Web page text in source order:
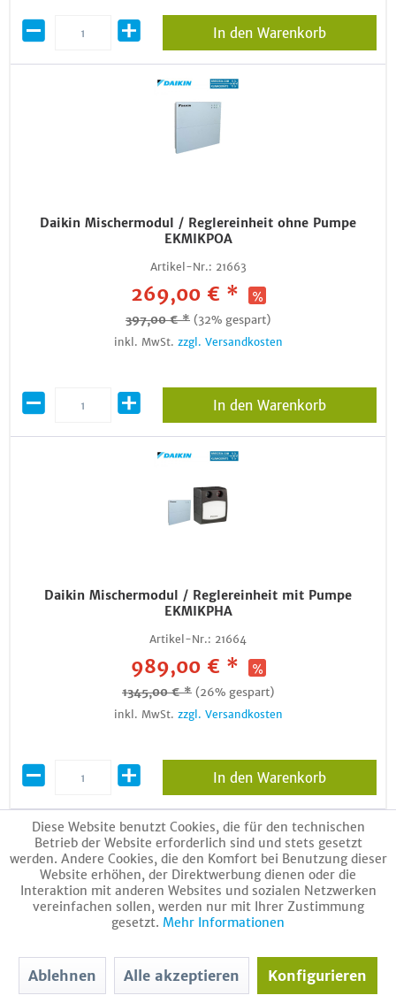
In den Warenkorb
Daikin Mischermodul / Reglereinheit ohne Pumpe
EKMIKPOA
Artikel-Nr.: 21663
269,00 € *
397,00 € * (32% gespart)
inkl. MwSt. zzgl. Versandkosten
In den Warenkorb
Daikin Mischermodul / Reglereinheit mit Pumpe
EKMIKPHA
Artikel-Nr.: 21664
989,00 € *
1345,00 € * (26% gespart)
inkl. MwSt. zzgl. Versandkosten
In den Warenkorb
Daikin Pumpenbaugruppe PGDK mit Mischer 156075
Artikel-Nr.:18334
Diese Website benutzt Cookies, die für den technischen
Betrieb der Website erforderlich sind und stets gesetzt
werden. Andere Cookies, die den Komfort bei Benutzung dieser
Website erhöhen, der Direktwerbung dienen oder die
Interaktion mit anderen Websites und sozialen Netzwerken
vereinfachen sollen, werden nur mit Ihrer Zustimmung
gesetzt. Mehr Informationen
Ablehnen Alle akzeptieren Konfigurieren